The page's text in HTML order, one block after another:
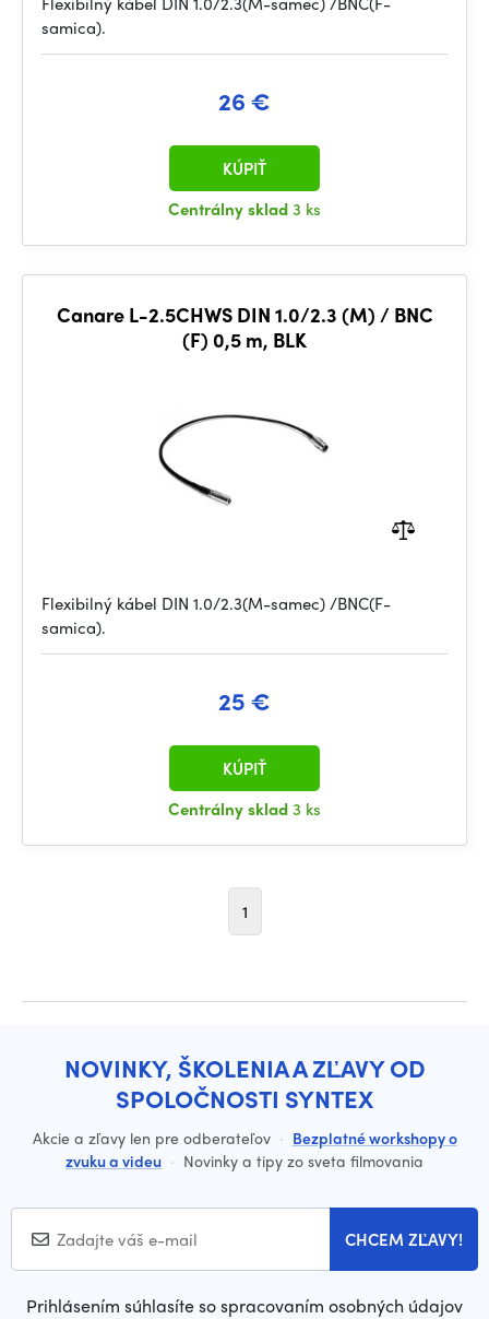
samica).
26 €
Centrálny sklad3 ks
KÚPIŤ
Canare L-2.5CHWS DIN 1.0/2.3 (M) / BNC
(F) 0,5 m, BLK
Flexibilný kábel DIN 1.0/2.3(M-samec) /BNC(F-
samica).
25 €
Centrálny sklad3 ks
KÚPIŤ
1
NOVINKY, ŠKOLENIA A ZĽAVY OD
SPOLOČNOSTI SYNTEX
Akcie a zľavy len pre odberateľov · Bezplatné workshopy o
zvuku a videu · Novinky a tipy zo sveta filmovania
CHCEM ZĽAVY!
Prihlásením súhlasíte so spracovaním osobných údajov